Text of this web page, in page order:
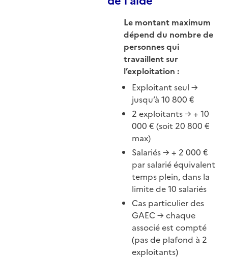
Le montant maximum
dépend du nombre de
personnes qui
travaillent sur
l’exploitation :
Exploitant seul →
jusqu’à 10 800 €
2 exploitants → + 10
000 € (soit 20 800 €
max)
Salariés → + 2 000 €
par salarié équivalent
temps plein, dans la
limite de 10 salariés
Cas particulier des
GAEC → chaque
associé est compté
(pas de plafond à 2
exploitants)